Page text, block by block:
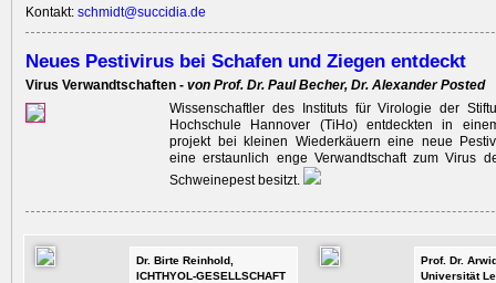
Kontakt: schmidt@succidia.de
Neues Pestivirus bei Schafen und Ziegen entdeckt
Virus Verwandtschaften - von Prof. Dr. Paul Becher, Dr. Alexander Posted
Wissenschaftler des Instituts für Virologie der
Hochschule Hannover ­(TiHo) entdeckten in
projekt bei kleinen Wiederkäuern eine neue
eine erstaunlich enge Verwandtschaft zum Virus
Schweinepest besitzt.
Dr. Birte Reinhold,
ICHTHYOL-GESELLSCHAFT
Prof. Dr.
Universität